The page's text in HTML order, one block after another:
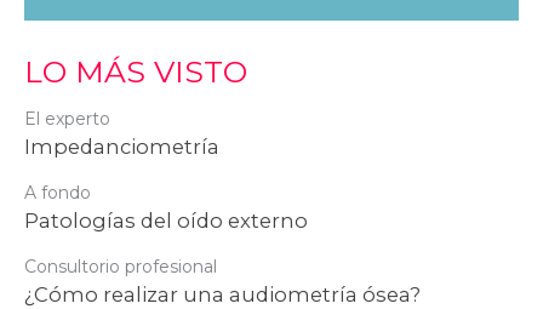
LO MÁS VISTO
El experto
Impedanciometría
A fondo
Patologías del oído externo
Consultorio profesional
¿Cómo realizar una audiometría ósea?